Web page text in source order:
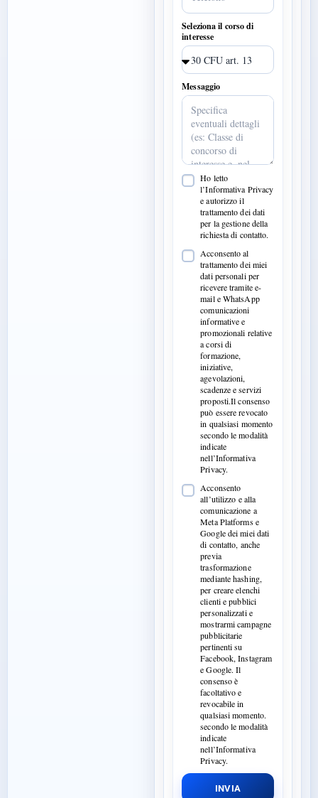
Seleziona il corso di
interesse
Messaggio
Ho letto
l’Informativa Privacy
e autorizzo il
trattamento dei dati
per la gestione della
richiesta di contatto.
Acconsento al
trattamento dei miei
dati personali per
ricevere tramite e-
mail e WhatsApp
comunicazioni
informative e
promozionali relative
a corsi di
formazione,
iniziative,
agevolazioni,
scadenze e servizi
proposti.Il consenso
può essere revocato
in qualsiasi momento
secondo le modalità
indicate
nell’Informativa
Privacy.
Acconsento
all’utilizzo e alla
comunicazione a
Meta Platforms e
Google dei miei dati
di contatto, anche
previa
trasformazione
mediante hashing,
per creare elenchi
clienti e pubblici
personalizzati e
mostrarmi campagne
pubblicitarie
pertinenti su
Facebook, Instagram
e Google. Il
consenso è
facoltativo e
revocabile in
qualsiasi momento.
secondo le modalità
indicate
nell’Informativa
Privacy.
INVIA